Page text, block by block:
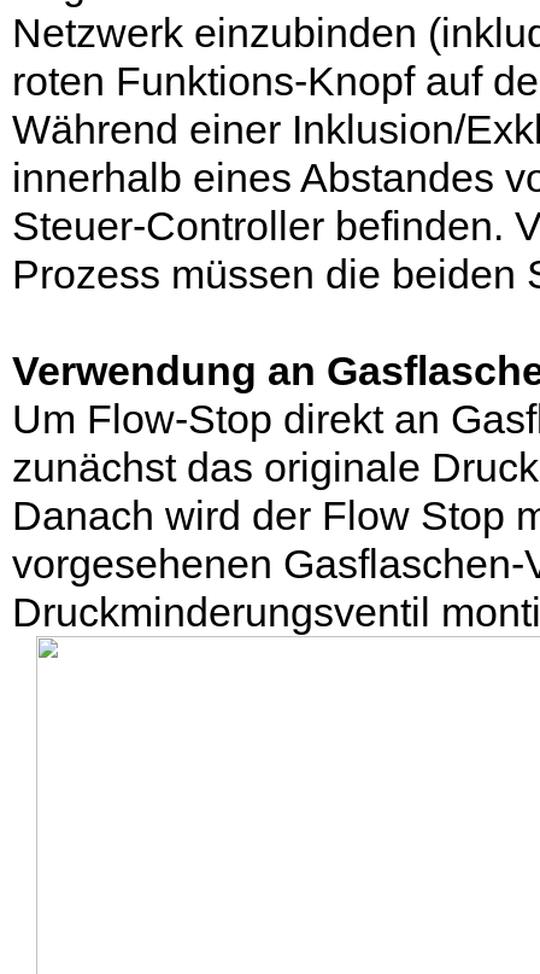
Netzwerk einzubinden
roten Funktions-Knopf auf
Während einer Inklusion/
innerhalb eines Abstandes
Steuer-Controller befinden.
Prozess müssen die beiden
Verwendung an
Um Flow-Stop direkt an
zunächst das originale
Danach wird der Flow Stop
vorgesehenen
Druckminderungsventil